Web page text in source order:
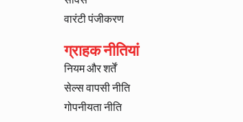
वारंटी पंजीकरण
ग्राहक नीतियां
नियम और शर्तें
सेल्स वापसी नीति
गोपनीयता नीति